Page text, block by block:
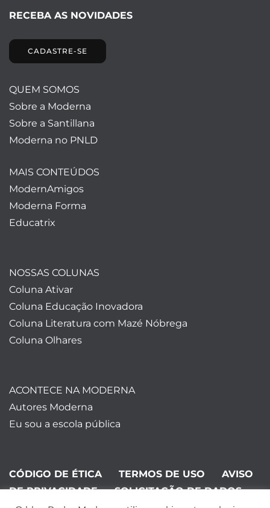
RECEBA AS NOVIDADES
CADASTRE-SE
QUEM SOMOS
Sobre a Moderna
Sobre a Santillana
Moderna no PNLD
MAIS CONTEÚDOS
ModernAmigos
Moderna Forma
Educatrix
NOSSAS COLUNAS
Coluna Ativar
Coluna Educação Inovadora
Coluna Literatura com Mazé Nóbrega
Coluna Olhares
ACONTECE NA MODERNA
Autores Moderna
Eu sou a escola pública
CÓDIGO DE ÉTICA TERMOS DE USO
AVISO
DE PRIVACIDADE
SOLICITAÇÃO DE DADOS